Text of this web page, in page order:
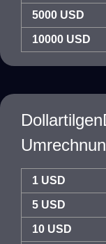
5000 USD
10000 USD
1 USD
5 USD
10 USD